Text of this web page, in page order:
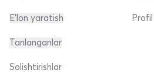
E'lon yaratish Profil
Tanlanganlar
Solishtirishlar